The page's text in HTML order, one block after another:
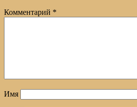
Комментарий *
Имя